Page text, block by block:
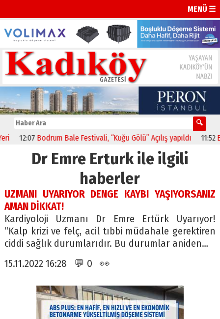
MENÜ ☰
12:07 Bodrum Bale Festivali, “Kuğu Gölü” Açılış yapıldı 11:52
Dr Emre Erturk ile ilgili
haberler
UZMANI UYARIYOR DENGE KAYBI YAŞIYORSANIZ
AMAN DİKKAT!
Kardiyoloji Uzmanı Dr Emre Ertürk Uyarıyor!
“Kalp krizi ve felç, acil tıbbi müdahale gerektiren
ciddi sağlık durumlarıdır. Bu durumlar aniden…
15.11.2022 16:28 💬 0 👀